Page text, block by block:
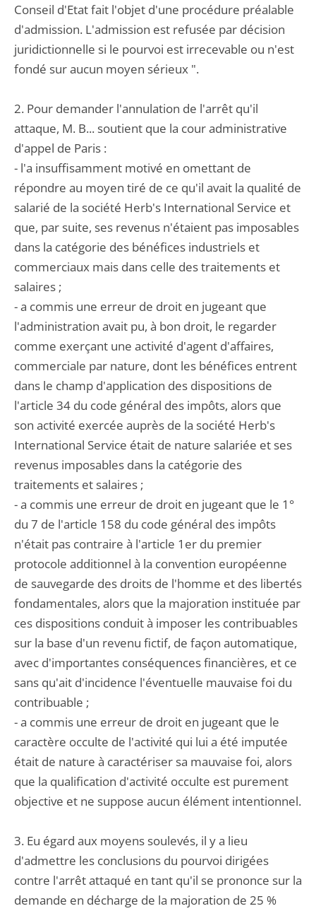
Conseil d'Etat fait l'objet d'une procédure préalable
d'admission. L'admission est refusée par décision
juridictionnelle si le pourvoi est irrecevable ou n'est
fondé sur aucun moyen sérieux ".
2. Pour demander l'annulation de l'arrêt qu'il
attaque, M. B... soutient que la cour administrative
d'appel de Paris :
- l'a insuffisamment motivé en omettant de
répondre au moyen tiré de ce qu'il avait la qualité de
salarié de la société Herb's International Service et
que, par suite, ses revenus n'étaient pas imposables
dans la catégorie des bénéfices industriels et
commerciaux mais dans celle des traitements et
salaires ;
- a commis une erreur de droit en jugeant que
l'administration avait pu, à bon droit, le regarder
comme exerçant une activité d'agent d'affaires,
commerciale par nature, dont les bénéfices entrent
dans le champ d'application des dispositions de
l'article 34 du code général des impôts, alors que
son activité exercée auprès de la société Herb's
International Service était de nature salariée et ses
revenus imposables dans la catégorie des
traitements et salaires ;
- a commis une erreur de droit en jugeant que le 1°
du 7 de l'article 158 du code général des impôts
n'était pas contraire à l'article 1er du premier
protocole additionnel à la convention européenne
de sauvegarde des droits de l'homme et des libertés
fondamentales, alors que la majoration instituée par
ces dispositions conduit à imposer les contribuables
sur la base d'un revenu fictif, de façon automatique,
avec d'importantes conséquences financières, et ce
sans qu'ait d'incidence l'éventuelle mauvaise foi du
contribuable ;
- a commis une erreur de droit en jugeant que le
caractère occulte de l'activité qui lui a été imputée
était de nature à caractériser sa mauvaise foi, alors
que la qualification d'activité occulte est purement
objective et ne suppose aucun élément intentionnel.
3. Eu égard aux moyens soulevés, il y a lieu
d'admettre les conclusions du pourvoi dirigées
contre l'arrêt attaqué en tant qu'il se prononce sur la
demande en décharge de la majoration de 25 %